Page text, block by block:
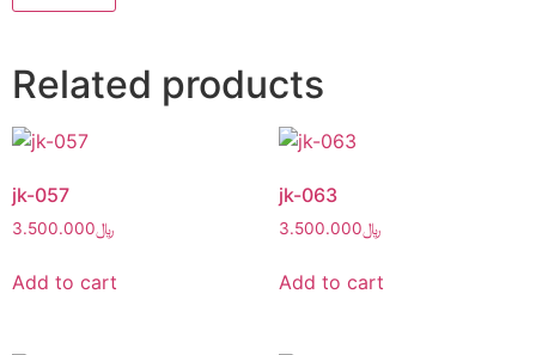
Related products
jk-057
﷼3.500.000
Add to cart
jk-063
﷼3.500.000
Add to cart